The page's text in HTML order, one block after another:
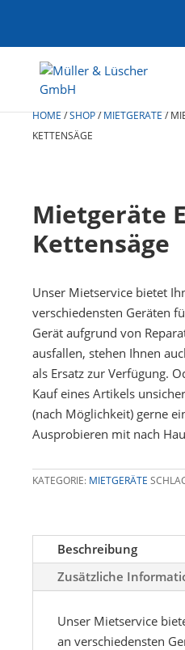
HOME/SHOP/MIETGERÄTE/
KETTENSÄGE
Mietgeräte
Kettensäge
Unser Mietservice bietet
verschiedensten Geräten
Gerät aufgrund von
ausfallen, stehen Ihnen
als Ersatz zur Verfügung.
Kauf eines Artikels
(nach Möglichkeit) gerne
Ausprobieren mit nach
KATEGORIE: MIETGERÄTE
Beschreibung
Zusätzliche
Unser Mietservice
an verschiedensten